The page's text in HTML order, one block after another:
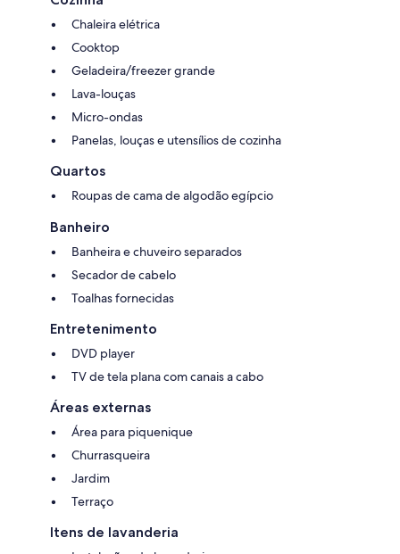
Chaleira elétrica
Cooktop
Geladeira/freezer grande
Lava-louças
Micro-ondas
Panelas, louças e utensílios de cozinha
Quartos
Roupas de cama de algodão egípcio
Banheiro
Banheira e chuveiro separados
Secador de cabelo
Toalhas fornecidas
Entretenimento
DVD player
TV de tela plana com canais a cabo
Áreas externas
Área para piquenique
Churrasqueira
Jardim
Terraço
Itens de lavanderia